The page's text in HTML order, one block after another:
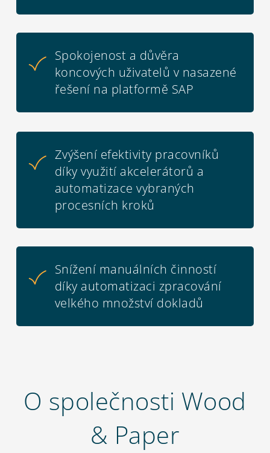
Spokojenost a důvěra
koncových uživatelů v nasazené
řešení na platformě SAP
Zvýšení efektivity pracovníků
díky využití akcelerátorů a
automatizace vybraných
procesních kroků
Snížení manuálních činností
díky automatizaci zpracování
velkého množství dokladů
O společnosti Wood
& Paper